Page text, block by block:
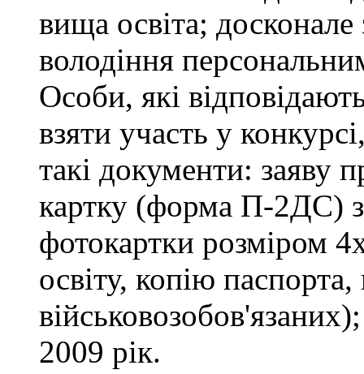
вища освіта;
володіння
Особи, які
взяти участь у
такі документи: заяву
картку (форма П-2ДС) з
фотокартки розміром
освіту, копію
2009 рік.